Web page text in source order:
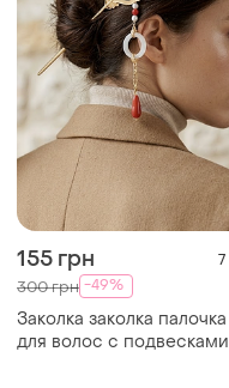
155 грн 7
300 грн -49%
Заколка заколка палочка
для волос с подвесками